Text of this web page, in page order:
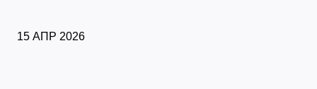
15 АПР 2026